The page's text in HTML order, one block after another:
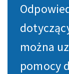
można
pomocy